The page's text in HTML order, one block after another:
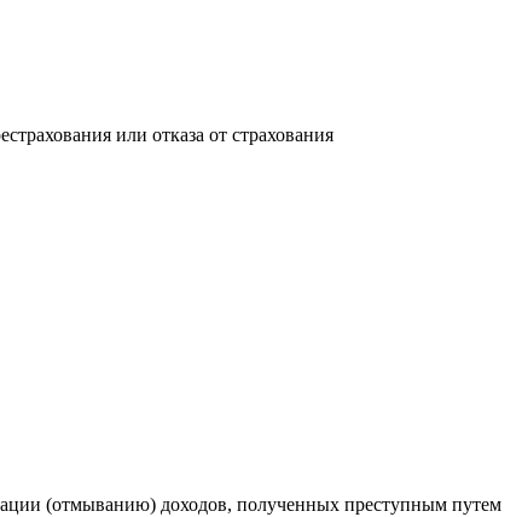
или отказа от страхования
(отмыванию) доходов, полученных преступным путем